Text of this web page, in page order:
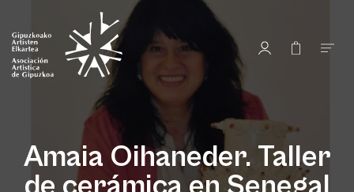
Amaia Oihaneder. Taller